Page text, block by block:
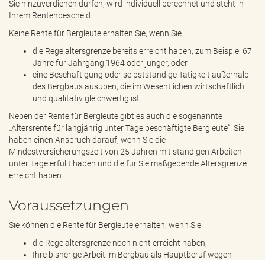
Sie hinzuverdienen dürfen, wird individuell berechnet und steht in
Ihrem Rentenbescheid.
Keine Rente für Bergleute erhalten Sie, wenn Sie
die Regelaltersgrenze bereits erreicht haben, zum Beispiel 67
Jahre für Jahrgang 1964 oder jünger, oder
eine Beschäftigung oder selbstständige Tätigkeit außerhalb
des Bergbaus ausüben, die im Wesentlichen wirtschaftlich
und qualitativ gleichwertig ist.
Neben der Rente für Bergleute gibt es auch die sogenannte
„Altersrente für langjährig unter Tage beschäftigte Bergleute“. Sie
haben einen Anspruch darauf, wenn Sie die
Mindestversicherungszeit von 25 Jahren mit ständigen Arbeiten
unter Tage erfüllt haben und die für Sie maßgebende Altersgrenze
erreicht haben.
Voraussetzungen
Sie können die Rente für Bergleute erhalten, wenn Sie
die Regelaltersgrenze noch nicht erreicht haben,
Ihre bisherige Arbeit im Bergbau als Hauptberuf wegen